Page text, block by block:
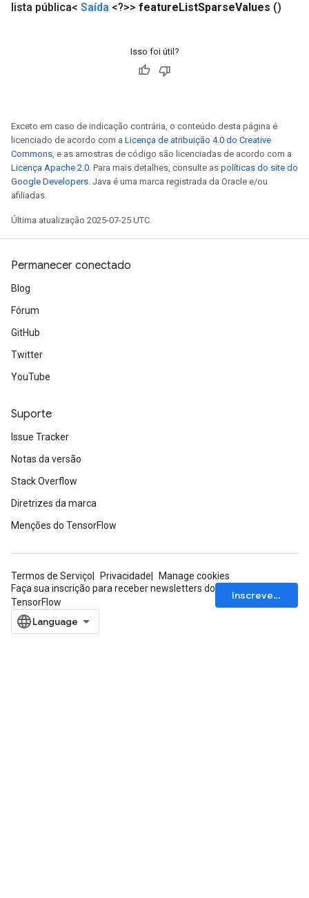
lista pública< Saída <?>> featureListSparseValues ()
Isso foi útil?
Exceto em caso de indicação contrária, o conteúdo desta página é
licenciado de acordo com a Licença de atribuição 4.0 do Creative
Commons, e as amostras de código são licenciadas de acordo com a
Licença Apache 2.0. Para mais detalhes, consulte as políticas do site do
Google Developers. Java é uma marca registrada da Oracle e/ou
afiliadas.
Última atualização 2025-07-25 UTC.
Permanecer conectado
Blog
Fórum
GitHub
Twitter
YouTube
Suporte
Issue Tracker
Notas da versão
Stack Overflow
Diretrizes da marca
Menções do TensorFlow
Termos de Serviço Privacidade
Manage cookies
Faça sua inscrição para receber newsletters do
TensorFlow
Inscrever-se